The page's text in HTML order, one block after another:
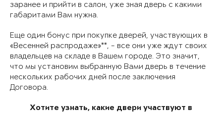
заранее и прийти в салон, уже зная дверь с какими
габаритами Вам нужна.
Еще один бонус при покупке дверей, участвующих в
«Весенней распродаже»**, - все они уже ждут своих
владельцев на складе в Вашем городе. Это значит,
что мы установим выбранную Вами дверь в течение
нескольких рабочих дней после заключения
Договора.
Хотите узнать, какие двери участвуют в